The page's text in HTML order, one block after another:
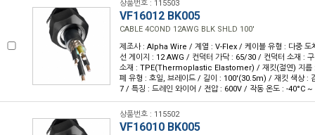
상품번호 : 115503
VF16012 BK005
CABLE 4COND 12AWG BLK SHLD 100'
제조사 : Alpha Wire / 계열 : V-Flex / 케이블 유형 : 다중 도
선 게이지 : 12 AWG / 컨덕터 가닥 : 65/30 / 컨덕터 소재 :
소재 : TPE(Thermoplastic Elastomer) / 재킷(절연) 지
폐 유형 : 호일, 브레이드 / 길이 : 100'(30.5m) / 재킷 색상 :
7 / 특징 : 드레인 와이어 / 전압 : 600V / 작동 온도 : -40°C ~
상품번호 : 115502
VF16010 BK005